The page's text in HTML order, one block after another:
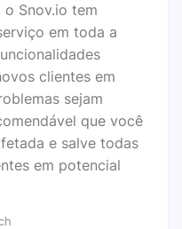
o Snov.io tem
em toda a
clientes em
sejam
que você
e salve todas
em potencial